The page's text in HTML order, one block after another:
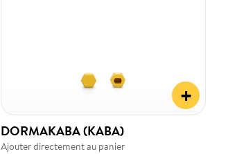
+
DORMAKABA (KABA)
Ajouter directement au panier